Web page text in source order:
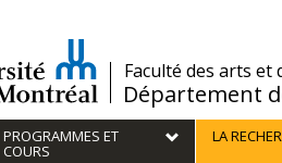
/Faculté des arts et
Département
PROGRAMMES ET
COURS
LA